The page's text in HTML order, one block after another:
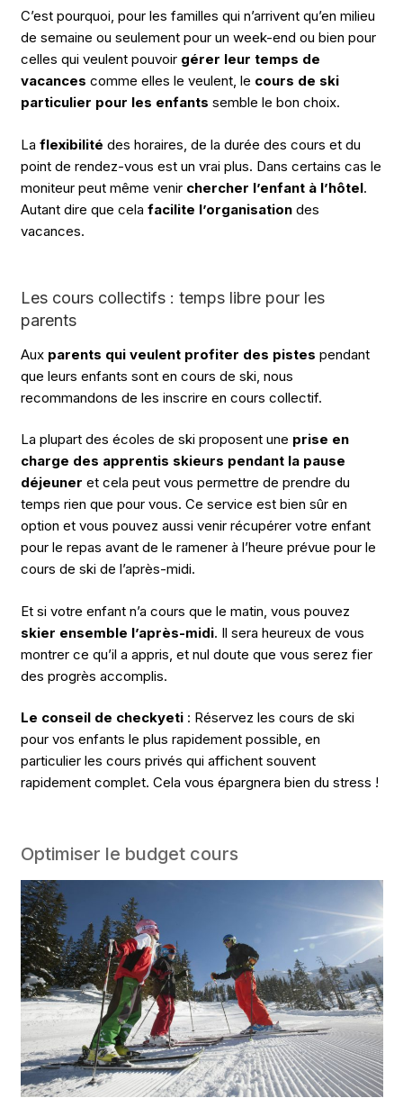
C’est pourquoi, pour les familles qui n’arrivent qu’en milieu
de semaine ou seulement pour un week-end ou bien pour
celles qui veulent pouvoir gérer leur temps de
vacances comme elles le veulent, le cours de ski
particulier pour les enfants semble le bon choix.
La flexibilité des horaires, de la durée des cours et du
point de rendez-vous est un vrai plus. Dans certains cas le
moniteur peut même venir chercher l’enfant à l’hôtel.
Autant dire que cela facilite l’organisationdes
vacances.
Les cours collectifs : temps libre pour les
parents
Aux parents qui veulent profiter des pistes pendant
que leurs enfants sont en cours de ski, nous
recommandons de les inscrire en cours collectif.
La plupart des écoles de ski proposent une prise en
charge des apprentis skieurs pendant la pause
déjeuner et cela peut vous permettre de prendre du
temps rien que pour vous. Ce service est bien sûr en
option et vous pouvez aussi venir récupérer votre enfant
pour le repas avant de le ramener à l’heure prévue pour le
cours de ski de l’après-midi.
Et si votre enfant n’a cours que le matin, vous pouvez
skier ensemble l’après-midi. Il sera heureux de vous
montrer ce qu’il a appris, et nul doute que vous serez fier
des progrès accomplis.
Le conseil de checkyeti: Réservez les cours de ski
pour vos enfants le plus rapidement possible, en
particulier les cours privés qui affichent souvent
rapidement complet. Cela vous épargnera bien du stress !
Optimiser le budget cours